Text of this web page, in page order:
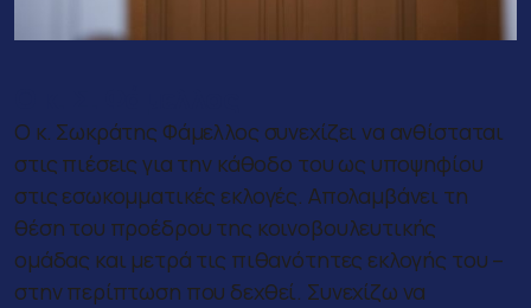
Ο κ. Σωκράτης Φάμελλος συνεχίζει να ανθίσταται
στις πιέσεις για την κάθοδο του ως υποψηφίου
στις εσωκομματικές εκλογές. Απολαμβάνει τη
θέση του προέδρου της κοινοβουλευτικής
ομάδας και μετρά τις πιθανότητες εκλογής του –
στην περίπτωση που δεχθεί. Συνεχίζω να